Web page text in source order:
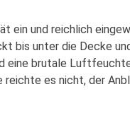
ein und reichlich
bis unter die Decke
eine brutale
es nicht, der